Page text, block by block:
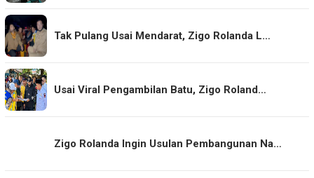
Tak Pulang Usai Mendarat, Zigo Rolanda L…
Usai Viral Pengambilan Batu, Zigo Roland…
Zigo Rolanda Ingin Usulan Pembangunan Na…